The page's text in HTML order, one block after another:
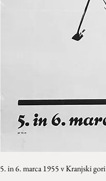
5. in 6. marca 1955 v Kranjski gori